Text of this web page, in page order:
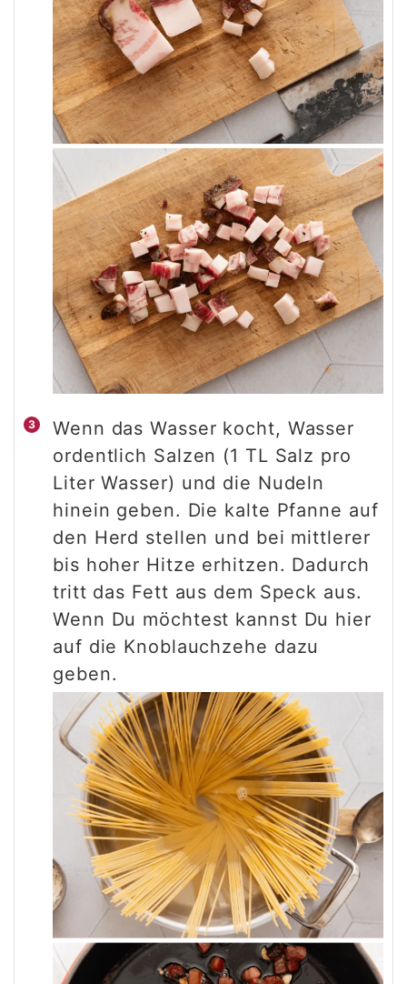
Wenn das Wasser kocht, Wasser
ordentlich Salzen (1 TL Salz pro
Liter Wasser) und die Nudeln
hinein geben. Die kalte Pfanne auf
den Herd stellen und bei mittlerer
bis hoher Hitze erhitzen. Dadurch
tritt das Fett aus dem Speck aus.
Wenn Du möchtest kannst Du hier
auf die Knoblauchzehe dazu
geben.